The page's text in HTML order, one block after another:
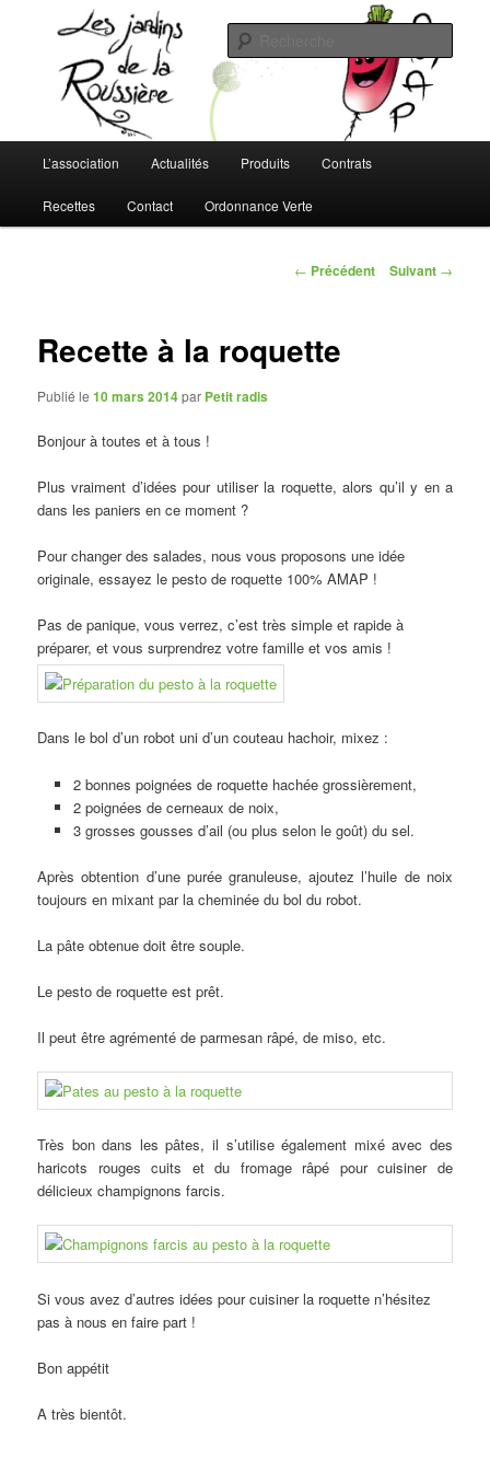
Les Jardins de la Roussière
L'AMAP de Montreuil-Juigné !
principal
L’association Actualités Produits Contrats
Recettes Contact Ordonnance Verte
Navigation
← Précédent Suivant →
Recette à la roquette
Publié le10 mars 2014par Petit radis
Bonjour à toutes et à tous !
Plus vraiment d’idées pour utiliser la roquette, alors qu’il y en a
dans les paniers en ce moment ?
Pour changer des salades, nous vous proposons une idée
originale, essayez le pesto de roquette 100% AMAP !
Pas de panique, vous verrez, c’est très simple et rapide à
préparer, et vous surprendrez votre famille et vos amis !
Dans le bol d’un robot uni d’un couteau hachoir, mixez :
2 bonnes poignées de roquette hachée grossièrement,
2 poignées de cerneaux de noix,
3 grosses gousses d’ail (ou plus selon le goût) du sel.
Après obtention d’une purée granuleuse, ajoutez l’huile de noix
toujours en mixant par la cheminée du bol du robot.
La pâte obtenue doit être souple.
Le pesto de roquette est prêt.
Il peut être agrémenté de parmesan râpé, de miso, etc.
Très bon dans les pâtes, il s’utilise également mixé avec des
haricots rouges cuits et du fromage râpé pour cuisiner de
délicieux champignons farcis.
Si vous avez d’autres idées pour cuisiner la roquette n’hésitez
pas à nous en faire part !
Bon appétit
A très bientôt.